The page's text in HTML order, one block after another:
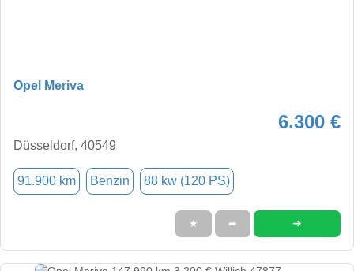
Opel Meriva
6.300 €
Düsseldorf, 40549
91.900 km Benzin 88 kw (120 PS)
★ ➦ ➜